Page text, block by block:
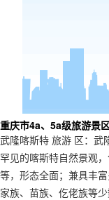
重庆市4a、5a级旅游景
武隆喀斯特 旅游 区：武
罕见的喀斯特自然景观
等，形态全面；兼具丰
家族、苗族、仡佬族等